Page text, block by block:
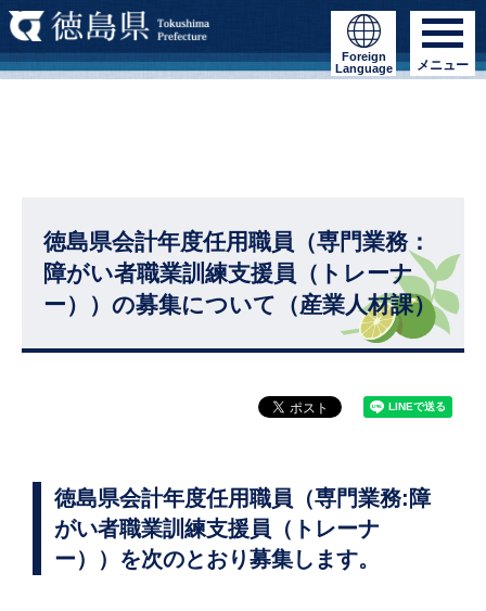
Foreign
Language
メニュー
徳島県会計年度任用職員（専門業務：
障がい者職業訓練支援員（トレーナ
ー））の募集について（産業人材課）
徳島県会計年度任用職員（専門業務:障
がい者職業訓練支援員（トレーナ
ー））を次のとおり募集します。